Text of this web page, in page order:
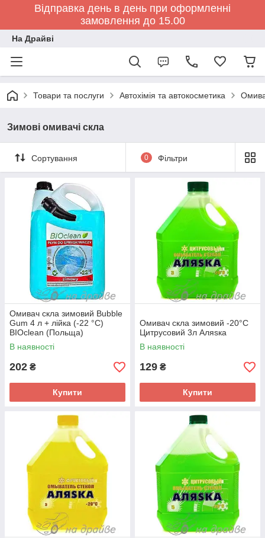
Відправка день в день при оформленні
замовлення до 15.00
На Драйві
Товари та послуги Автохімія та автокосметика
Зимові омивачі скла
Сортування 0 Фільтри
Омивач скла зимовий Bubble
Gum 4 л + лійка (-22 °C)
BIOclean (Польща)
В наявності
202 ₴
Купити
Омивач скла зимовий -20°C
Цитрусовий 3л Аляѕка
В наявності
129 ₴
Купити